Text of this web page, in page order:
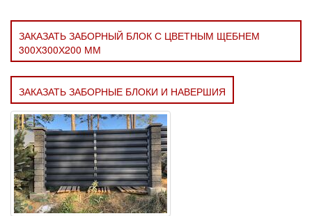
ЗАКАЗАТЬ ЗАБОРНЫЙ БЛОК С ЦВЕТНЫМ ЩЕБНЕМ
300Х300Х200 ММ
ЗАКАЗАТЬ ЗАБОРНЫЕ БЛОКИ И НАВЕРШИЯ